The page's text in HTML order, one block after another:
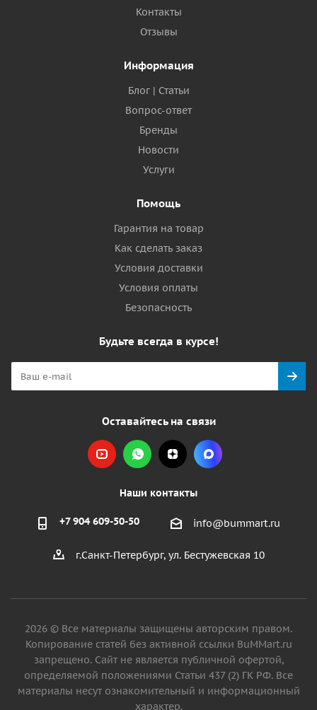
Контакты
Отзывы
Информация
Блог | Статьи
Вопрос-ответ
Бренды
Новости
Услуги
Помощь
Гарантия на товар
Как сделать заказ
Условия доставки
Условия оплаты
Безопасность
Будьте всегда в курсе!
Оставайтесь на связи
Наши контакты
+7 904 609-50-50 info@bummart.ru
г.Санкт-Петербург, ул. Бестужевская 10
2026 © Все материалы защищены авторским правом.
Копирование статей без активной ссылки BuMMart.ru
запрещено. Сайт не является публичной офертой,
определяемой положениями Статьи 437 (2) ГК РФ. Все
материалы несут ознакомительный и информационный
характер.